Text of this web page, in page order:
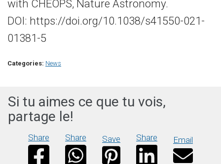
with CHEOPS, Nature Astronomy.
DOI: https://doi.org/10.1038/s41550-021-
01381-5
Categories: News
Si tu aimes ce que tu vois,
partage le!
Share Share Save Share Email